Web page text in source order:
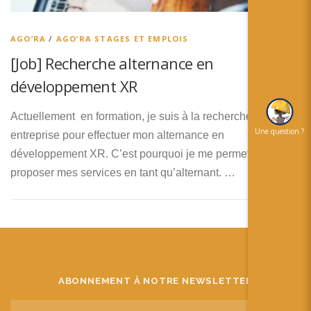
Español
AGO’RA / AGO’RA STAGES ET EMPLOIS
[Job] Recherche alternance en
développement XR
Actuellement en formation, je suis à la recherche d’une
entreprise pour effectuer mon alternance en
développement XR. C’est pourquoi je me permets de vous
proposer mes services en tant qu’alternant. …
ABONNEMENT À NOTRE NEWSLETTER
Une question ?